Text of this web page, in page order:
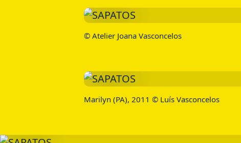
© Atelier Joana Vasconcelos
Marilyn (PA), 2011 © Luís Vasconcelos